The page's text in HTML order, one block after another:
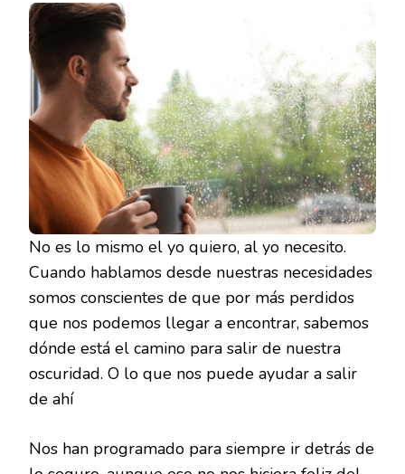
No es lo mismo el yo quiero, al yo necesito.
Cuando hablamos desde nuestras necesidades
somos conscientes de que por más perdidos
que nos podemos llegar a encontrar, sabemos
dónde está el camino para salir de nuestra
oscuridad. O lo que nos puede ayudar a salir
de ahí
Nos han programado para siempre ir detrás de